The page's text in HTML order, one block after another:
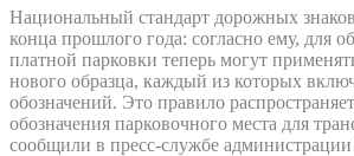
Национальный стандарт дорожных
конца прошлого года: согласно ему, для
платной парковки теперь могут
нового образца, каждый из которых
обозначений. Это правило
обозначения парковочного места для
сообщили в пресс-службе администрации